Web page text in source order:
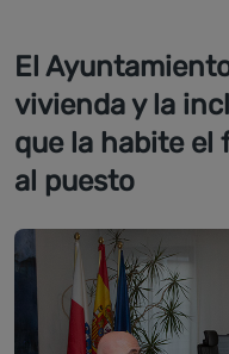
El
vivienda y la
que la habite el
al puesto